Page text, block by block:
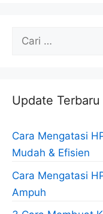
Cari
Update Terbaru
Cara Mengatasi
Mudah & Efisien
Cara Mengatasi
Ampuh